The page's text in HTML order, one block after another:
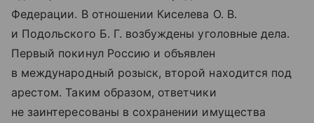
Федерации. В отношении Киселева О. В.
и Подольского Б. Г. возбуждены уголовные дела.
Первый покинул Россию и объявлен
в международный розыск, второй находится под
арестом. Таким образом, ответчики
не заинтересованы в сохранении имущества